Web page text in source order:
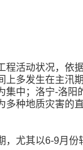
活动状况，
多发生在主
中；洛宁-洛
种地质灾害的
尤其以6-9月